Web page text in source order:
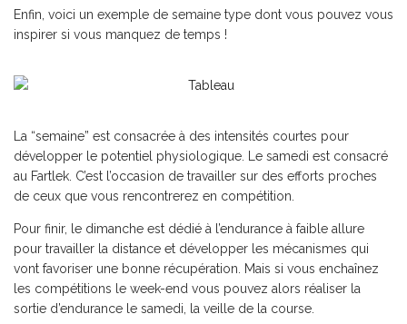
Enfin, voici un exemple de semaine type dont vous pouvez vous
inspirer si vous manquez de temps !
La “semaine” est consacrée à des intensités courtes pour
développer le potentiel physiologique. Le samedi est consacré
au Fartlek. C’est l’occasion de travailler sur des efforts proches
de ceux que vous rencontrerez en compétition.
Pour finir, le dimanche est dédié à l’endurance à faible allure
pour travailler la distance et développer les mécanismes qui
vont favoriser une bonne récupération. Mais si vous enchaînez
les compétitions le week-end vous pouvez alors réaliser la
sortie d’endurance le samedi, la veille de la course.